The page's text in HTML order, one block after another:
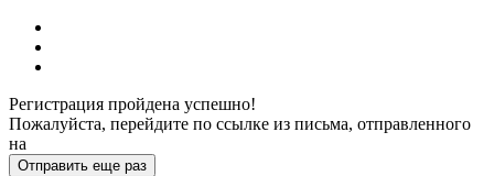
Регистрация пройдена успешно!
Пожалуйста, перейдите по ссылке из письма, отправленного
на
Отправить еще раз